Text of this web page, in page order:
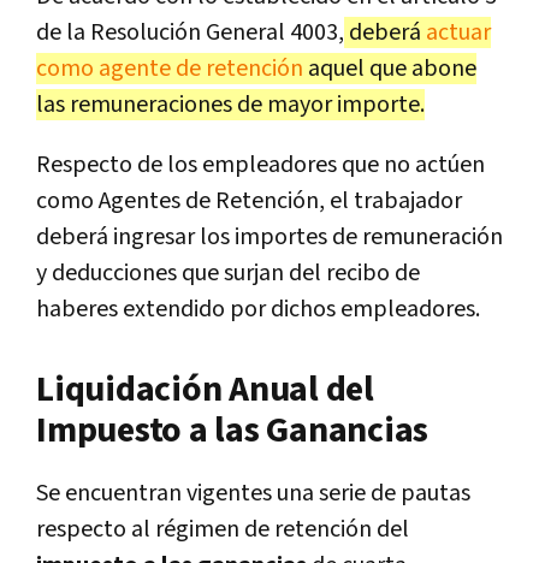
de la Resolución General 4003, deberá actuar
como agente de retención aquel que abone
las remuneraciones de mayor importe.
Respecto de los empleadores que no actúen
como Agentes de Retención, el trabajador
deberá ingresar los importes de remuneración
y deducciones que surjan del recibo de
haberes extendido por dichos empleadores.
Liquidación Anual del
Impuesto a las Ganancias
Se encuentran vigentes una serie de pautas
respecto al régimen de retención del